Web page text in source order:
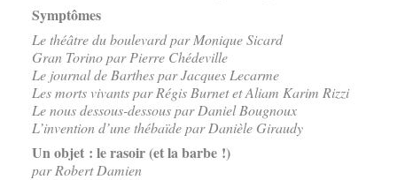
Symptômes
Le théâtre du boulevard par Monique Sicard
Gran Torino par Pierre Chédeville
Le journal de Barthes par Jacques Lecarme
Les morts vivants par Régis Burnet et Aliam Karim Rizzi
Le nous dessous-dessous par Daniel Bougnoux
L’invention d’une thébaïde par Danièle Giraudy
Un objet : le rasoir (et la barbe !)
par Robert Damien